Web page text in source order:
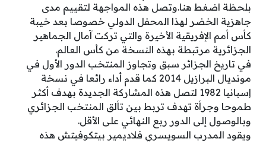
بلحظة اضغط هنا.وتصل هذه المواجهة لتقييم مدى
جاهزية الخضر لهذا المحفل الدولي خصوصا بعد خيبة
كأس أمم الإفريقية الأخيرة والتي تركت آمال الجماهير
الجزائرية مرتبطة بهذه النسخة من كأس العالم.
في تاريخ الجزائر سبق وتجاوز المنتخب الدور الأول في
مونديال البرازيل 2014 كما قدم أداء رائعا في نسخة
إسبانيا 1982 لتصل هذه المشاركة الجديدة بهدف أكثر
طموحا وجرأة تهدف تربط بين تألق المنتخب الجزائري
وبالوصول إلى الدور ربع النهائي على الأقل.
ويقود المدرب السويسري فلاديمير بيتكوفيتش هذه